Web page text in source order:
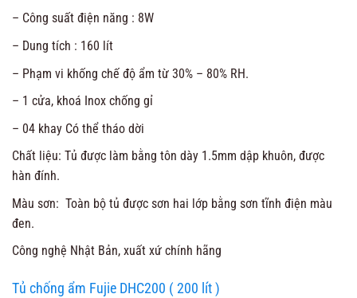
– Công suất điện năng : 8W
– Dung tích : 160 lít
– Phạm vi khống chế độ ẩm từ 30% – 80% RH.
– 1 cửa, khoá Inox chống gỉ
– 04 khay Có thể tháo dời
Chất liệu: Tủ được làm bằng tôn dày 1.5mm dập khuôn, được
hàn đính.
Màu sơn: Toàn bộ tủ được sơn hai lớp bằng sơn tĩnh điện màu
đen.
Công nghệ Nhật Bản, xuất xứ chính hãng
Tủ chống ẩm Fujie DHC200 ( 200 lít )